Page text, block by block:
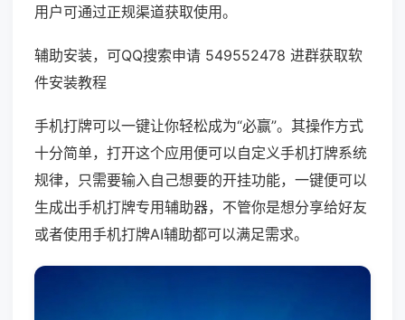
用户可通过正规渠道获取使用。
辅助安装，可QQ搜索申请 549552478 进群获取软
件安装教程
手机打牌可以一键让你轻松成为“必赢”。其操作方式
十分简单，打开这个应用便可以自定义手机打牌系统
规律，只需要输入自己想要的开挂功能，一键便可以
生成出手机打牌专用辅助器，不管你是想分享给好友
或者使用手机打牌AI辅助都可以满足需求。